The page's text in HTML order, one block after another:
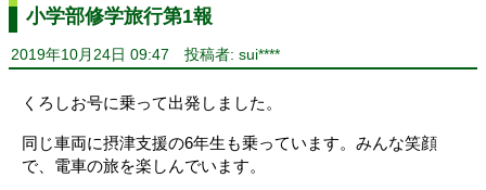
小学部修学旅行第1報
2019年10月24日 09:47 投稿者: sui****
くろしお号に乗って出発しました。
同じ車両に摂津支援の6年生も乗っています。みんな笑顔
で、電車の旅を楽しんでいます。